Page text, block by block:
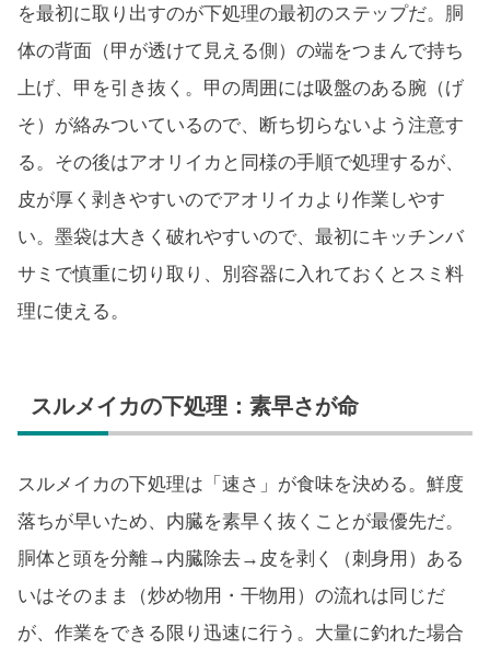
を最初に取り出すのが下処理の最初のステップだ。胴
体の背面（甲が透けて見える側）の端をつまんで持ち
上げ、甲を引き抜く。甲の周囲には吸盤のある腕（げ
そ）が絡みついているので、断ち切らないよう注意す
る。その後はアオリイカと同様の手順で処理するが、
皮が厚く剥きやすいのでアオリイカより作業しやす
い。墨袋は大きく破れやすいので、最初にキッチンバ
サミで慎重に切り取り、別容器に入れておくとスミ料
理に使える。
スルメイカの下処理：素早さが命
スルメイカの下処理は「速さ」が食味を決める。鮮度
落ちが早いため、内臓を素早く抜くことが最優先だ。
胴体と頭を分離→内臓除去→皮を剥く（刺身用）ある
いはそのまま（炒め物用・干物用）の流れは同じだ
が、作業をできる限り迅速に行う。大量に釣れた場合